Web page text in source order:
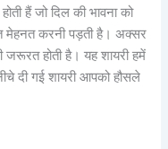
हैं जो दिल की भावना को
मेहनत करनी पड़ती है। अक्सर
होती है। यह शायरी हमें
दी गई शायरी आपको हौसले